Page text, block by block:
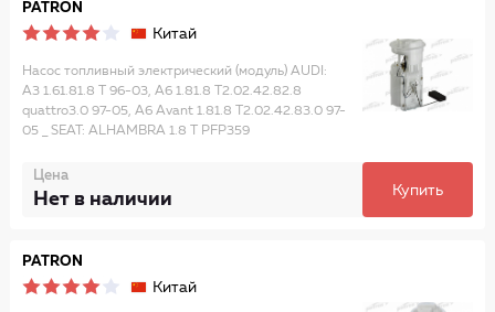
PATRON
Китай
Насос топливный электрический (модуль) AUDI:
A3 1.61.81.8 T 96-03, A6 1.81.8 T2.02.42.82.8
quattro3.0 97-05, A6 Avant 1.81.8 T2.02.42.83.0 97-
05 _ SEAT: ALHAMBRA 1.8 T PFP359
Цена
Нет в наличии Купить
PATRON
Китай